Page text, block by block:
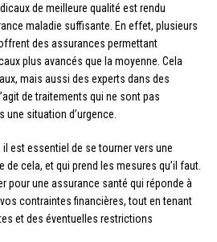
de meilleure qualité est rendu
maladie suffisante. En effet, plusieurs
des assurances permettant
plus avancés que la moyenne. Cela
mais aussi des experts dans des
de traitements qui ne sont pas
situation d’urgence.
est essentiel de se tourner vers une
cela, et qui prend les mesures qu’il faut.
pour une assurance santé qui réponde à
contraintes financières, tout en tenant
et des éventuelles restrictions